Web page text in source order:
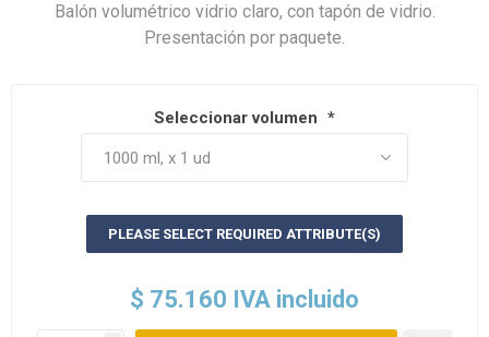
Balón volumétrico vidrio claro, con tapón de vidrio.
Presentación por paquete.
Seleccionar volumen *
PLEASE SELECT REQUIRED ATTRIBUTE(S)
$ 75.160 IVA incluido